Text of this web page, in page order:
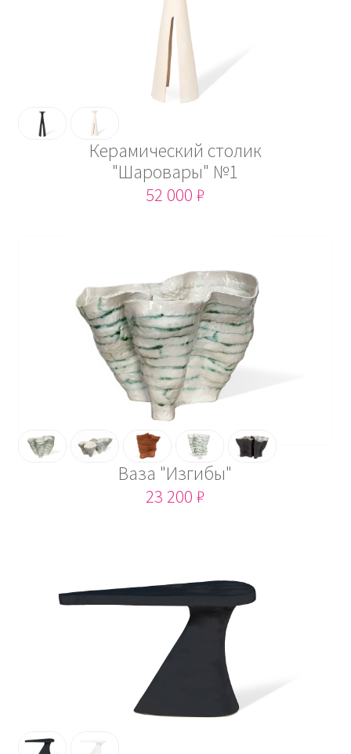
Керамический столик
"Шаровары" №1
52 000 ₽
Ваза "Изгибы"
23 200 ₽